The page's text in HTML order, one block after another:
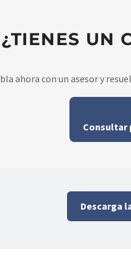
¿TIENES UN
ahora con un asesor y
Consultar
Descarga